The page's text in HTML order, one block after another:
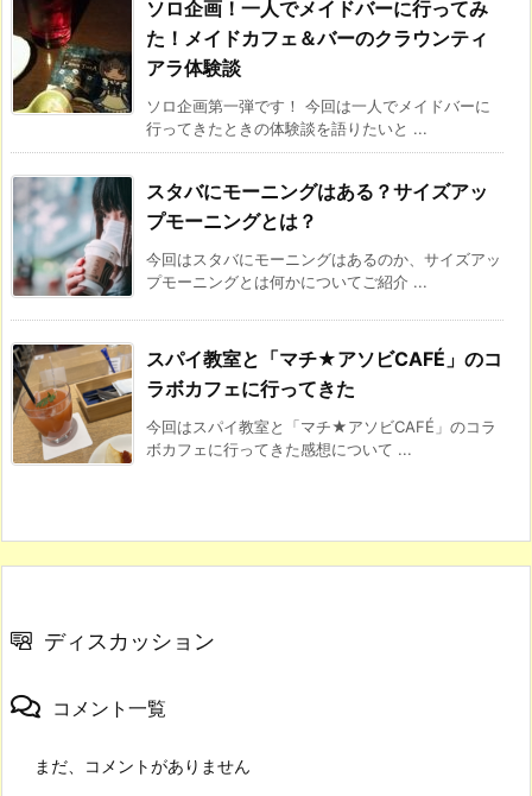
ソロ企画！一人でメイドバーに行ってみ
た！メイドカフェ＆バーのクラウンティ
アラ体験談
ソロ企画第一弾です！ 今回は一人でメイドバーに
行ってきたときの体験談を語りたいと ...
スタバにモーニングはある？サイズアッ
プモーニングとは？
今回はスタバにモーニングはあるのか、サイズアッ
プモーニングとは何かについてご紹介 ...
スパイ教室と「マチ★アソビCAFÉ」のコ
ラボカフェに行ってきた
今回はスパイ教室と「マチ★アソビCAFÉ」のコラ
ボカフェに行ってきた感想について ...
ディスカッション
コメント一覧
まだ、コメントがありません